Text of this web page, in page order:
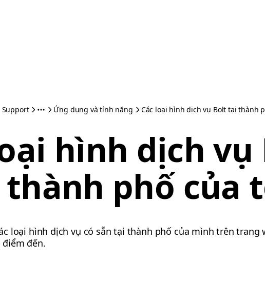
Support Ứng dụng và tính năng Các loại hình dịch vụ Bolt tại thành
hình dịch
thành phố của
loại hình dịch vụ có sẵn tại thành phố của mình trên trang
đến.